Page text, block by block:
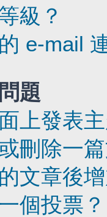
級？
e-mail
題
上發表
刪除一
文章後
個投票？